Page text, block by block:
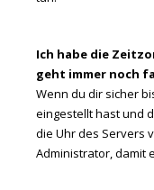
Ich habe die
geht immer noch
Wenn du dir sicher
eingestellt hast und
die Uhr des Servers
Administrator, damit